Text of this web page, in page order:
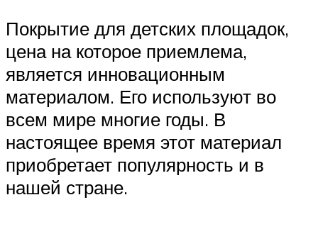
Покрытие для детских площадок,
цена на которое приемлема,
является инновационным
материалом. Его используют во
всем мире многие годы. В
настоящее время этот материал
приобретает популярность и в
нашей стране.